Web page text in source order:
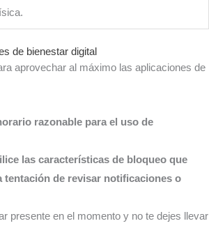
de bienestar digital
aprovechar al máximo las aplicaciones de
razonable para el uso de
las características de bloqueo que
tentación de revisar notificaciones o
presente en el momento y no te dejes llevar